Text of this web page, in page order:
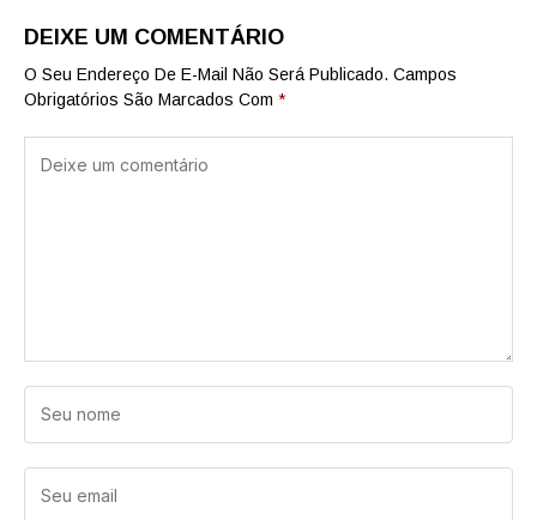
DEIXE UM COMENTÁRIO
O Seu Endereço De E-Mail Não Será Publicado. Campos
Obrigatórios São Marcados Com *